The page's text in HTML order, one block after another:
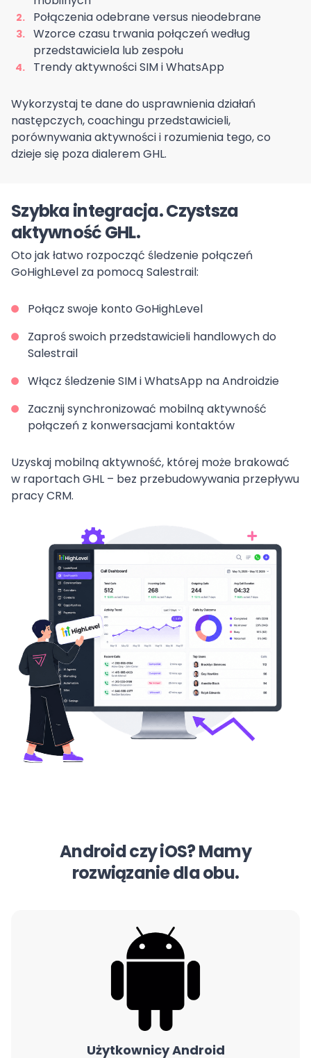
Połączenia odebrane versus nieodebrane
Wzorce czasu trwania połączeń według
przedstawiciela lub zespołu
Trendy aktywności SIM i WhatsApp
Wykorzystaj te dane do usprawnienia działań
następczych, coachingu przedstawicieli,
porównywania aktywności i rozumienia tego, co
dzieje się poza dialerem GHL.
Szybka integracja. Czystsza
aktywność GHL.
Oto jak łatwo rozpocząć śledzenie połączeń
GoHighLevel za pomocą Salestrail:
Połącz swoje konto GoHighLevel
Zaproś swoich przedstawicieli handlowych do
Salestrail
Włącz śledzenie SIM i WhatsApp na Androidzie
Zacznij synchronizować mobilną aktywność
połączeń z konwersacjami kontaktów
Uzyskaj mobilną aktywność, której może brakować
w raportach GHL – bez przebudowywania przepływu
pracy CRM.
Android czy iOS? Mamy
rozwiązanie dla obu.
Użytkownicy Android